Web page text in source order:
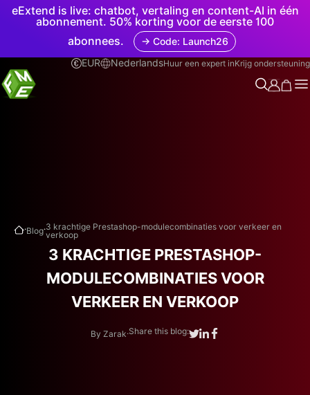
eExtend is live: chatbot, vertaling en content-AI in één
abonnement. 50% korting voor de eerste 100
abonnees.
→ Code: Launch26
EUR
NederlandsHuur een expert inKrijg ondersteuning
.Blog.3 krachtige Prestashop-modulecombinaties voor verkeer en
verkoop
3 KRACHTIGE PRESTASHOP-
MODULECOMBINATIES VOOR
VERKEER EN VERKOOP
By Zarak.Share this blog: